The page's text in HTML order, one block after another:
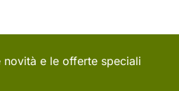
novità e le offerte speciali